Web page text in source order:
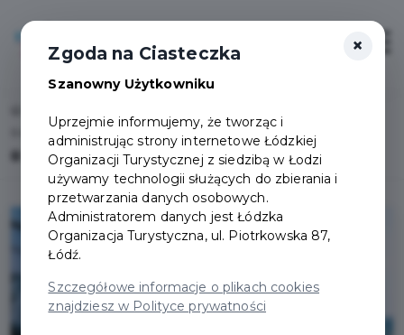
Login/Rejestracja
Bilety parkingowe w aplikacji Łódź.pl – szybciej, wygodniej, bez biletomatu
×
Zgoda na Ciasteczka
Szanowny Użytkowniku
Uprzejmie informujemy, że tworząc i
administrując strony internetowe Łódzkiej
Organizacji Turystycznej z siedzibą w Łodzi
używamy technologii służących do zbierania i
przetwarzania danych osobowych.
Administratorem danych jest Łódzka
Organizacja Turystyczna, ul. Piotrkowska 87,
Łódź.
Szczegółowe informacje o plikach cookies
znajdziesz w Polityce prywatności